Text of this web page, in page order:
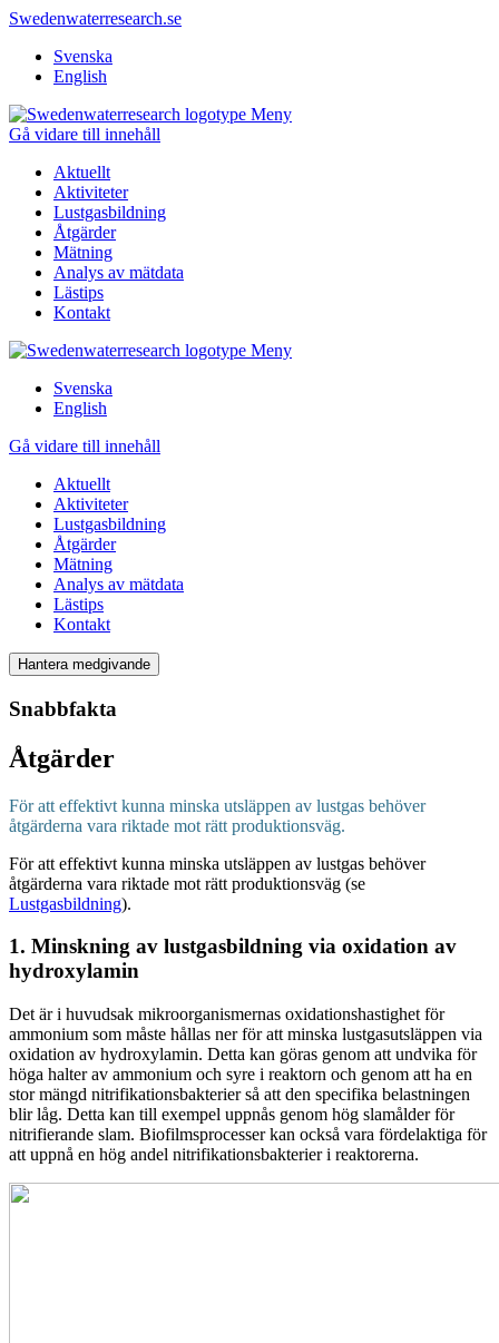
Swedenwaterresearch.se
Svenska
English
Meny
Gå vidare till innehåll
Aktuellt
Aktiviteter
Lustgasbildning
Åtgärder
Mätning
Analys av mätdata
Lästips
Kontakt
Meny
Svenska
English
Gå vidare till innehåll
Aktuellt
Aktiviteter
Lustgasbildning
Åtgärder
Mätning
Analys av mätdata
Lästips
Kontakt
Hantera medgivande
Snabbfakta
Åtgärder
För att effektivt kunna minska utsläppen av lustgas behöver
åtgärderna vara riktade mot rätt produktionsväg.
För att effektivt kunna minska utsläppen av lustgas behöver
åtgärderna vara riktade mot rätt produktionsväg (se
Lustgasbildning).
1. Minskning av lustgasbildning via oxidation av
hydroxylamin
Det är i huvudsak mikroorganismernas oxidationshastighet för
ammonium som måste hållas ner för att minska lustgasutsläppen via
oxidation av hydroxylamin. Detta kan göras genom att undvika för
höga halter av ammonium och syre i reaktorn och genom att ha en
stor mängd nitrifikationsbakterier så att den specifika belastningen
blir låg. Detta kan till exempel uppnås genom hög slamålder för
nitrifierande slam. Biofilmsprocesser kan också vara fördelaktiga för
att uppnå en hög andel nitrifikationsbakterier i reaktorerna.